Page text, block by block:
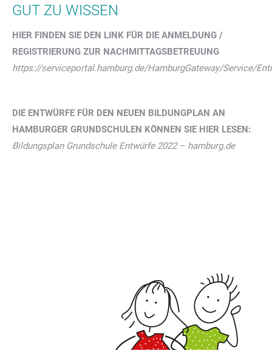
GUT ZU WISSEN
HIER FINDEN SIE DEN LINK FÜR DIE ANMELDUNG /
REGISTRIERUNG ZUR NACHMITTAGSBETREUUNG
https://serviceportal.hamburg.de/HamburgGateway/Service/
DIE ENTWÜRFE FÜR DEN NEUEN BILDUNGPLAN AN
HAMBURGER GRUNDSCHULEN KÖNNEN SIE HIER LESEN:
Bildungsplan Grundschule Entwürfe 2022 – hamburg.de